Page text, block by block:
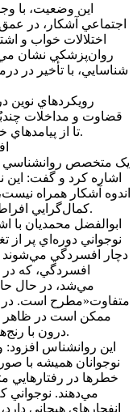
اين وضعيت، با
اجتماعي آشکار، در
اختلالات خواب و
روان‌پزشکي نشان
شناسايي، با تأخير در
رويکردهاي نوين
قضاوت و مداخلات
تا از پيامدهاي خاموش و تدريجي اين اختلال پيشگيري شود.
يک متخصص روانشناسي
اشاره کرد و گفت:
اندوه آشکار همراه
کمال‌گرايي افراطي و شوخي‌هاي بيش از حد نمايان مي‌شود.
ابوالفضل محمديان با
نوجواني دوره‌اي پر از
دچار افسردگي مي‌شوند
افسردگي، که در
مي‌شد، در حال
متفاوت«مطرح است. در
ممکن است در ظاهر
درون با رنج‌هاي عميق عاطفي دست و پنجه نرم مي‌کند.
اين روانشناس افزود:
نوجوانان هميشه با
خطرها در رفتارهايي
مي‌دهند. نوجواني
انفجارهاي هيجاني